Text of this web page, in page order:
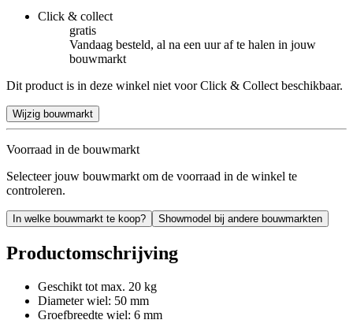
Click & collect
gratis
Vandaag besteld, al na een uur af te halen in jouw
bouwmarkt
Dit product is in deze winkel niet voor Click & Collect beschikbaar.
Wijzig bouwmarkt
Voorraad in de bouwmarkt
Selecteer jouw bouwmarkt om de voorraad in de winkel te
controleren.
In welke bouwmarkt te koop? Showmodel bij andere bouwmarkten
Productomschrijving
Geschikt tot max. 20 kg
Diameter wiel: 50 mm
Groefbreedte wiel: 6 mm